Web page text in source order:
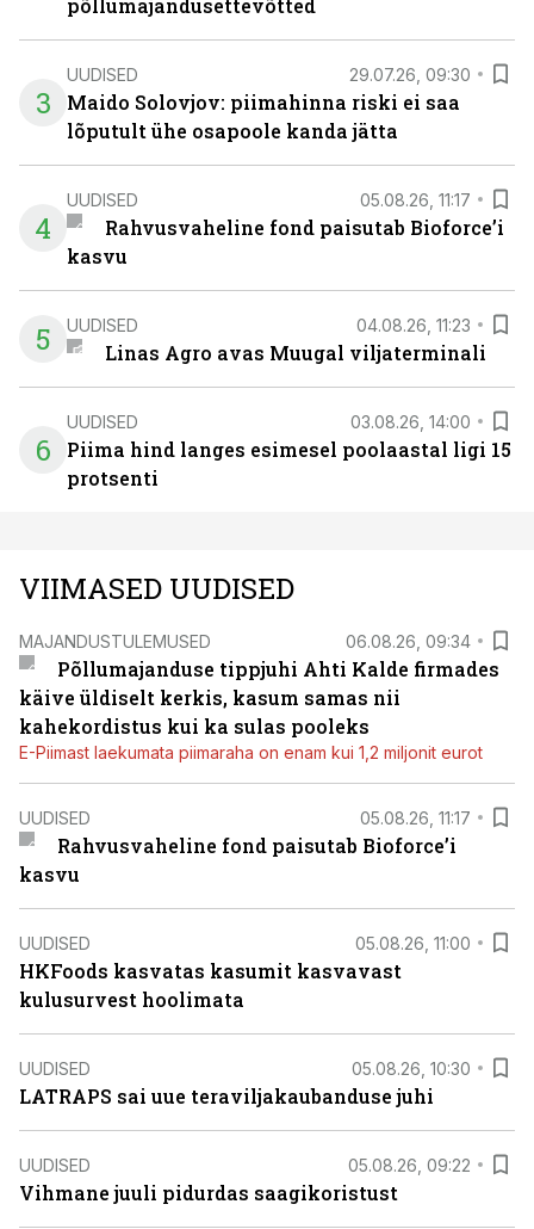
põllumajandusettevõtted
3
UUDISED 29.07.26, 09:30
Maido Solovjov: piimahinna riski ei saa
lõputult ühe osapoole kanda jätta
4
UUDISED 05.08.26, 11:17
Rahvusvaheline fond paisutab Bioforce’i
kasvu
5 UUDISED 04.08.26, 11:23
Linas Agro avas Muugal viljaterminali
6
UUDISED 03.08.26, 14:00
Piima hind langes esimesel poolaastal ligi 15
protsenti
VIIMASED UUDISED
MAJANDUSTULEMUSED 06.08.26, 09:34
Põllumajanduse tippjuhi Ahti Kalde firmades
käive üldiselt kerkis, kasum samas nii
kahekordistus kui ka sulas pooleks
E-Piimast laekumata piimaraha on enam kui 1,2 miljonit eurot
UUDISED 05.08.26, 11:17
Rahvusvaheline fond paisutab Bioforce’i
kasvu
UUDISED 05.08.26, 11:00
HKFoods kasvatas kasumit kasvavast
kulusurvest hoolimata
UUDISED 05.08.26, 10:30
LATRAPS sai uue teraviljakaubanduse juhi
UUDISED 05.08.26, 09:22
Vihmane juuli pidurdas saagikoristust